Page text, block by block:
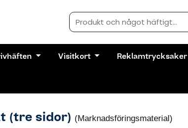
Visitkort Reklamtrycksaker
(tre sidor) (Marknadsföringsmaterial)